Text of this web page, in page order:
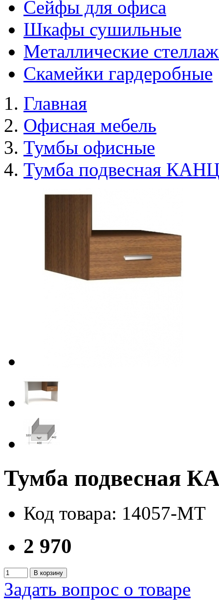
Сейфы для офиса
Шкафы сушильные
Металлические
Скамейки гардеробные
Главная
Офисная мебель
Тумбы офисные
Тумба подвесная
Тумба подвесная
Код товара: 14057-MT
2 970
В корзину
Задать вопрос о товаре